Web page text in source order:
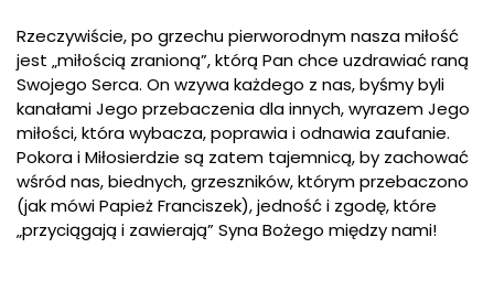
Rzeczywiście, po grzechu pierworodnym nasza miłość
jest „miłością zranioną”, którą Pan chce uzdrawiać raną
Swojego Serca. On wzywa każdego z nas, byśmy byli
kanałami Jego przebaczenia dla innych, wyrazem Jego
miłości, która wybacza, poprawia i odnawia zaufanie.
Pokora i Miłosierdzie są zatem tajemnicą, by zachować
wśród nas, biednych, grzeszników, którym przebaczono
(jak mówi Papież Franciszek), jedność i zgodę, które
„przyciągają i zawierają” Syna Bożego między nami!